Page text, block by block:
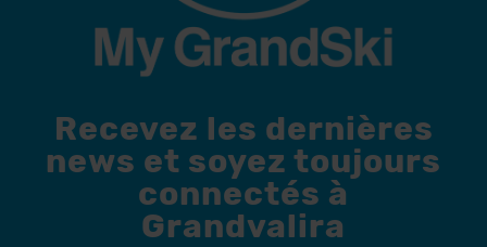
Recevez les dernières
news et soyez toujours
connectés à
Grandvalira